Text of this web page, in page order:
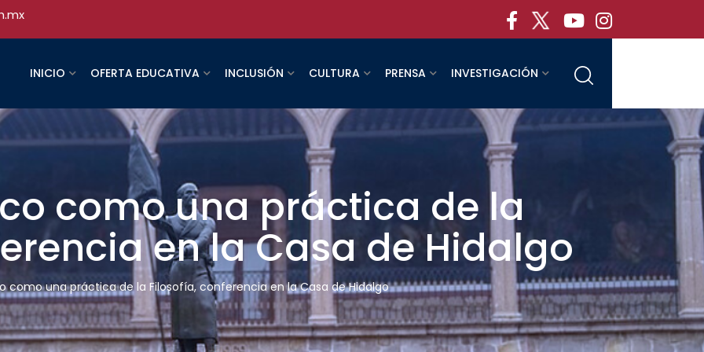
INICIO OFERTA EDUCATIVA INCLUSIÓN CULTURA PRENSA INVESTIGACIÓN
como una práctica de la
en la Casa de Hidalgo
como una práctica de la Filosofía, conferencia en la Casa de Hidalgo